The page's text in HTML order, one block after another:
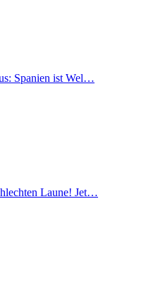
Spanien ist Wel…
Laune! Jet…